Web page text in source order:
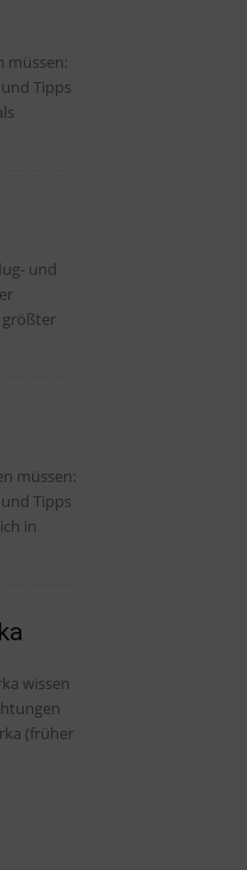
müssen:
Tipps
größter
müssen:
Tipps
in
wissen